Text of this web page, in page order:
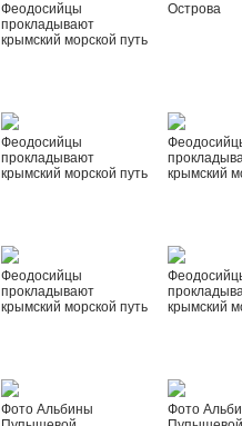
Феодосийцы
прокладывают
крымский морской путь
Острова
Феодосийцы
прокладывают
крымский морской путь
крымский
Феодосийцы
прокладывают
крымский морской путь
крымский
Фото Альбины
Фото